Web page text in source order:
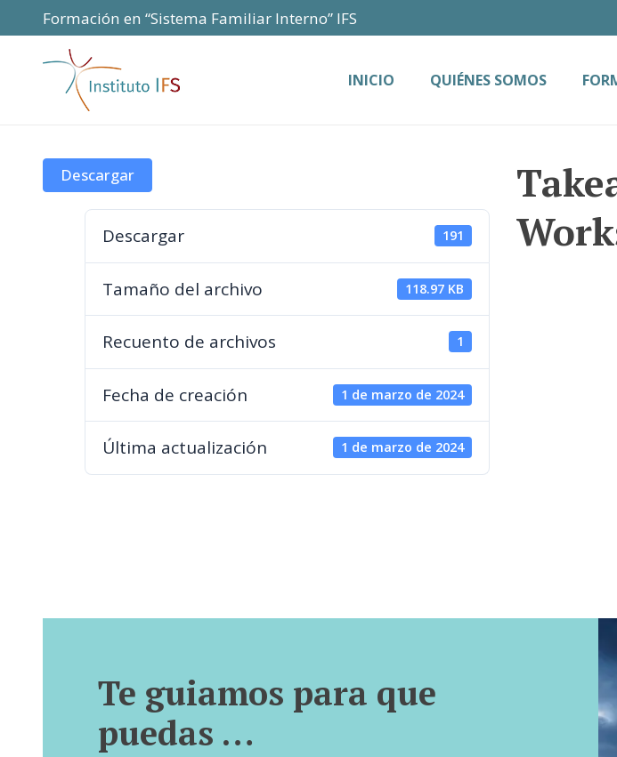
Formación en “Sistema Familiar Interno” IFS
INICIO QUIÉNES SOMOS
Descargar
Descargar 191
Tamaño del archivo 118.97 KB
Recuento de archivos 1
Fecha de creación 1 de marzo de 2024
Última actualización 1 de marzo de 2024
Te guiamos para que
puedas …